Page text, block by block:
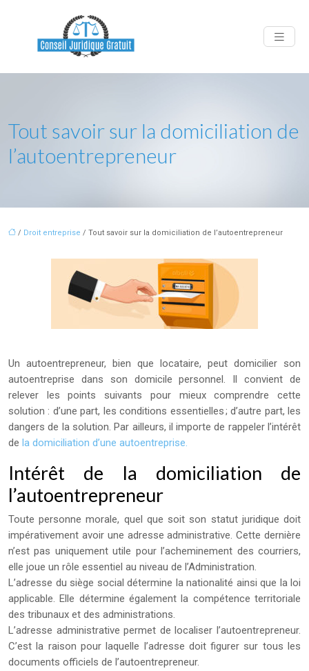
Tout savoir sur la domiciliation de
l’autoentrepreneur
/ Droit entreprise / Tout savoir sur la domiciliation de l’autoentrepreneur
Un autoentrepreneur, bien que locataire, peut domicilier son
autoentreprise dans son domicile personnel. Il convient de
relever les points suivants pour mieux comprendre cette
solution : d’une part, les conditions essentielles ; d’autre part, les
dangers de la solution. Par ailleurs, il importe de rappeler l’intérêt
de la domiciliation d’une autoentreprise.
Intérêt de la domiciliation de
l’autoentrepreneur
Toute personne morale, quel que soit son statut juridique doit
impérativement avoir une adresse administrative. Cette dernière
n’est pas uniquement utile pour l’acheminement des courriers,
elle joue un rôle essentiel au niveau de l’Administration.
L’adresse du siège social détermine la nationalité ainsi que la loi
applicable. Elle détermine également la compétence territoriale
des tribunaux et des administrations.
L’adresse administrative permet de localiser l’autoentrepreneur.
C’est la raison pour laquelle l’adresse doit figurer sur tous les
documents officiels de l’autoentrepreneur.